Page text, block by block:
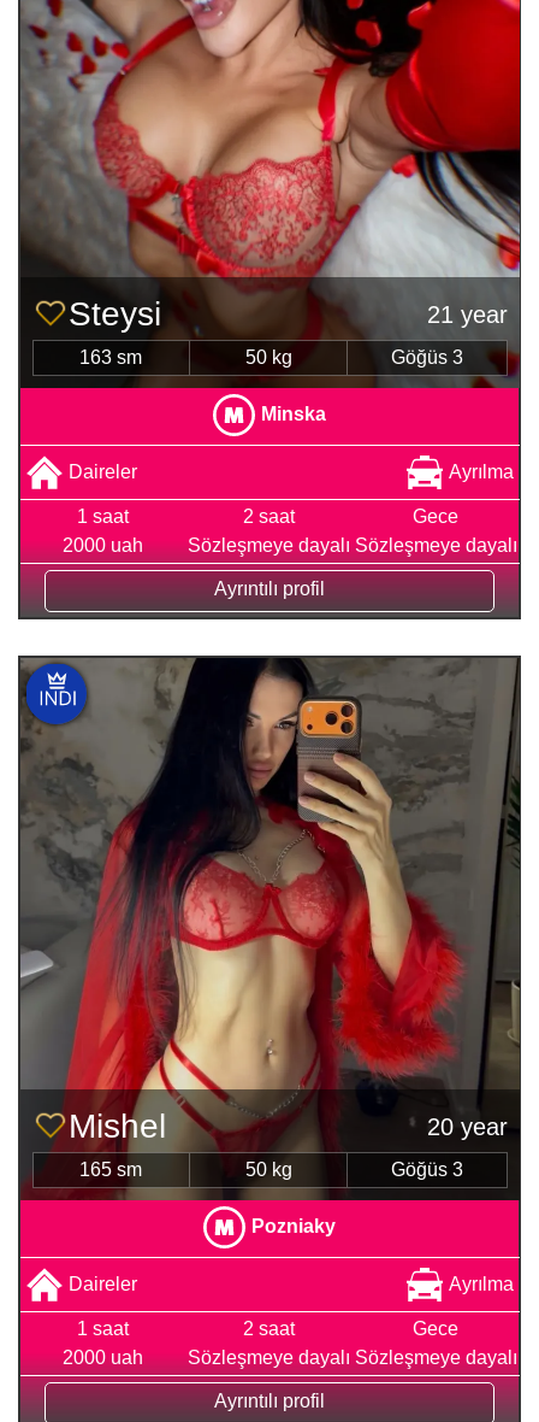
Steysі 21 year
163 sm 50 kg Göğüs 3
Minska
Daireler Ayrılma
1 saat
2000 uah
2 saat
Sözleşmeye dayalı
Gece
Sözleşmeye dayalı
Ayrıntılı profil
Mіshel 20 year
165 sm 50 kg Göğüs 3
Pozniaky
Daireler Ayrılma
1 saat
2000 uah
2 saat
Sözleşmeye dayalı
Gece
Sözleşmeye dayalı
Ayrıntılı profil